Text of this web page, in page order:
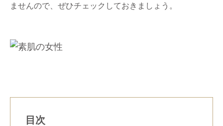
ませんので、ぜひチェックしておきましょう。
目次